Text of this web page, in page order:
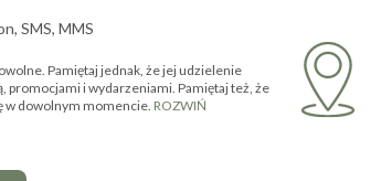
SMS, MMS
Pamiętaj jednak, że jej udzielenie
promocjami i wydarzeniami. Pamiętaj też, że
w dowolnym momencie. ROZWIŃ